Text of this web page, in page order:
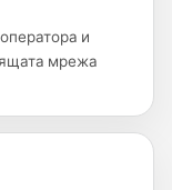
и
мрежа